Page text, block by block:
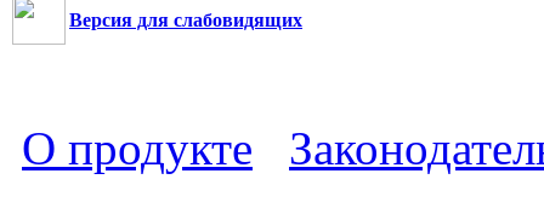
Версия для слабовидящих
О продукте